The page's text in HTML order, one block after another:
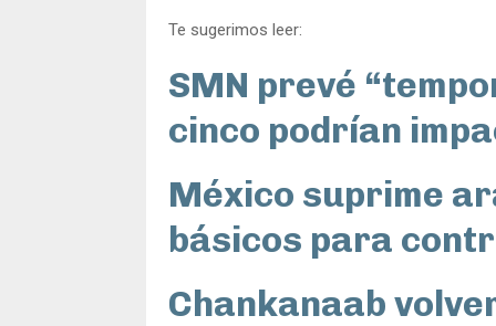
Te sugerimos leer:
SMN prevé
cinco podrían
México suprime
básicos para
Chankanaab